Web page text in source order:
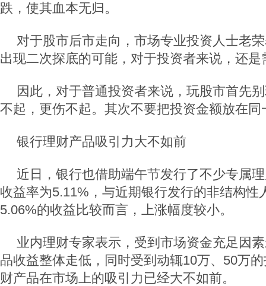
跌，使其血本无归。
对于股市后市走向，市场专业投资人士老
出现二次探底的可能，对于投资者来说，还
因此，对于普通投资者来说，玩股市首先
不起，更伤不起。其次不要把投资金额放在同
银行理财产品吸引力大不如前
近日，银行也借助端午节发行了不少专属
收益率为5.11%，与近期银行发行的非结构性
5.06%的收益比较而言，上涨幅度较小。
业内理财专家表示，受到市场资金充足因
品收益整体走低，同时受到动辄10万、50万
财产品在市场上的吸引力已经大不如前。